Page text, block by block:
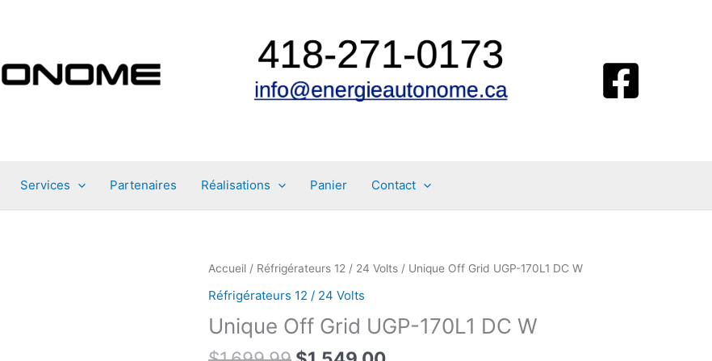
Services Partenaires Réalisations Panier Contact
Accueil / Réfrigérateurs 12 / 24 Volts / Unique Off Grid UGP-170L1 DC W
Réfrigérateurs 12 / 24 Volts
Unique Off Grid UGP-170L1 DC W